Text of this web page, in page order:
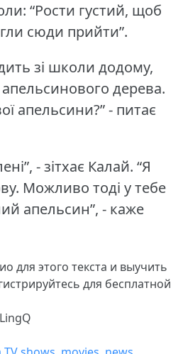
“Рости густий, щоб
сюди прийти”.
зі школи додому,
дерева.
апельсини?” - питає
- зітхає Калай. “Я
Можливо тоді у тебе
апельсин”, - каже
для этого текста и выучить
для бесплатной